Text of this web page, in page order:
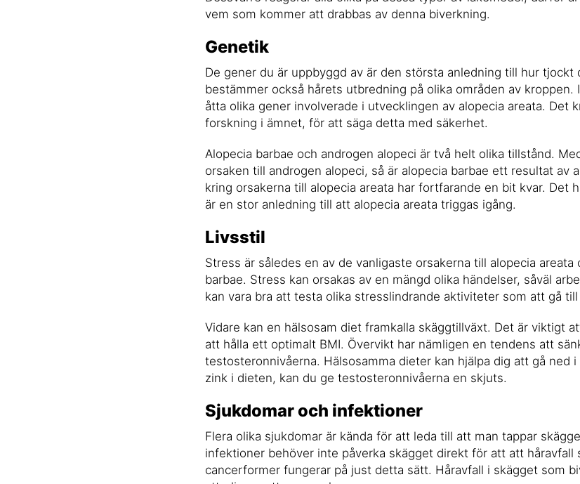
vem som kommer att drabbas av denna biverkning.
Genetik
De gener du är uppbyggd av är den största anledning till hur tjockt
bestämmer också hårets utbredning på olika områden av kroppen.
åtta olika gener involverade i utvecklingen av alopecia areata. Det
forskning i ämnet, för att säga detta med säkerhet.
Alopecia barbae och androgen alopeci är två helt olika tillstånd.
orsaken till androgen alopeci, så är alopecia barbae ett resultat av
kring orsakerna till alopecia areata har fortfarande en bit kvar. Det
är en stor anledning till att alopecia areata triggas igång.
Livsstil
Stress är således en av de vanligaste orsakerna till alopecia
barbae. Stress kan orsakas av en mängd olika händelser, såväl
kan vara bra att testa olika stresslindrande aktiviteter som att gå
Vidare kan en hälsosam diet framkalla skäggtillväxt. Det är viktigt
att hålla ett optimalt BMI. Övervikt har nämligen en tendens att
testosteronnivåerna. Hälsosamma dieter kan hjälpa dig att gå ned
zink i dieten, kan du ge testosteronnivåerna en skjuts.
Sjukdomar och infektioner
Flera olika sjukdomar är kända för att leda till att man tappar
infektioner behöver inte påverka skägget direkt för att att håravfall
cancerformer fungerar på just detta sätt. Håravfall i skägget som